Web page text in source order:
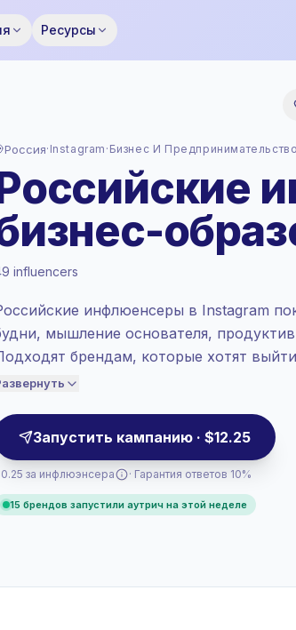
Ресурсы
Россия· Instagram · Бизнес И Предпринимательство
influencers
инфлюенсеры в Instagram
мышление основателя,
брендам, которые хотят
малого бизнеса через
Запустить кампанию · $12.25
за инфлюэнсера
Стандартный рынок, аутрич в RU
установлен по стандартный рынок
= больше ценности за контакт.
средний ER), заинтересованные
аудитории лучше конвертируются,
соответственно.
· Гарантия ответов 10%
15 брендов запустили аутрич на этой неделе